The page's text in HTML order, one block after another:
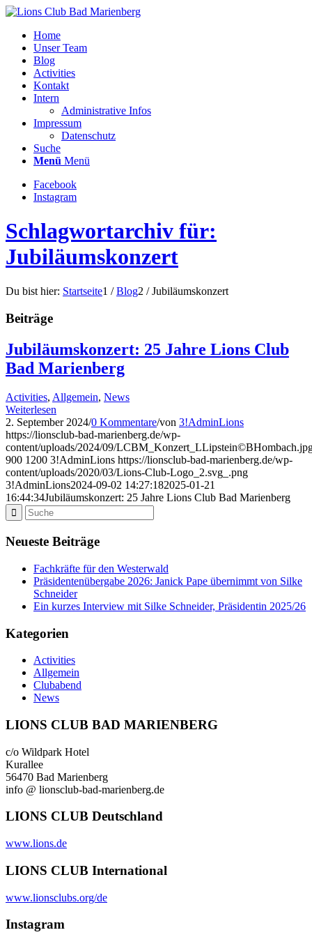
Home
Unser Team
Blog
Activities
Kontakt
Intern
Administrative Infos
Impressum
Datenschutz
Suche
Menü Menü
Facebook
Instagram
Schlagwortarchiv für:
Jubiläumskonzert
Du bist hier: Startseite1 / Blog2 / Jubiläumskonzert
Beiträge
Jubiläumskonzert: 25 Jahre Lions Club
Bad Marienberg
Activities, Allgemein, News
Weiterlesen
2. September 2024/0 Kommentare/von 3!AdminLions
https://lionsclub-bad-marienberg.de/wp-
content/uploads/2024/09/
900 1200 3!AdminLions https://lionsclub-bad-marienberg.de/wp-
content/uploads/2020/03/Lions-Club-Logo_2.svg_.png
3!AdminLions2024-09-02 14:27:182025-01-21
16:44:34Jubiläumskonzert: 25 Jahre Lions Club Bad Marienberg
Neueste Beiträge
Fachkräfte für den Westerwald
Präsidentenübergabe 2026: Janick Pape übernimmt von Silke
Schneider
Ein kurzes Interview mit Silke Schneider, Präsidentin 2025/26
Kategorien
Activities
Allgemein
Clubabend
News
LIONS CLUB BAD MARIENBERG
c/o Wildpark Hotel
Kurallee
56470 Bad Marienberg
info @ lionsclub-bad-marienberg.de
LIONS CLUB Deutschland
www.lions.de
LIONS CLUB International
www.lionsclubs.org/de
Instagram